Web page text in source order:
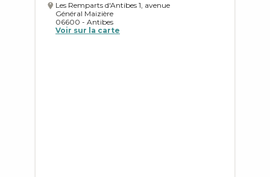
Les Remparts d'Antibes 1, avenue
Général Maizière
06600 - Antibes
Voir sur la carte